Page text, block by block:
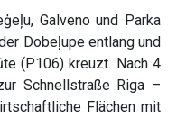
Galveno und Parka
Dobeļupe entlang und
(P106) kreuzt. Nach 4
Schnellstraße Riga –
Flächen mit